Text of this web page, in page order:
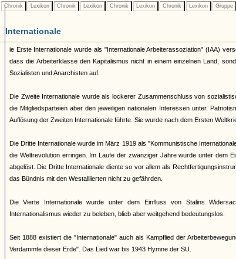
Chronik Lexikon Chronik Lexikon Chronik Lexikon Chronik Lexikon Gruppe
Internationale
ie Erste Internationale wurde als "Internationale Arbeiterassoziation" (IAA)
dass die Arbeiterklasse den Kapitalismus nicht in einem einzelnen Land,
Sozialisten und Anarchisten auf.
Die Zweite Internationale wurde als lockerer Zusammenschluss von
die Mitgliedsparteien aber den jeweiligen nationalen Interessen unter.
Auflösung der Zweiten Internationale führte. Sie wurde nach dem Ersten
Die Dritte Internationale wurde im März 1919 als "Kommunistische
die Weltrevolution erringen. Im Laufe der zwanziger Jahre wurde unter dem
abgelöst. Die Dritte Internationale diente so vor allem als
das Bündnis mit den Westalliierten nicht zu gefährden.
Die Vierte Internationale wurde unter dem Einfluss von Stalins
Internationalismus wieder zu beleben, blieb aber weitgehend bedeutungslos.
Seit 1888 existiert die "Internationale" auch als Kampflied der
Verdammte dieser Erde". Das Lied war bis 1943 Hymne der SU.